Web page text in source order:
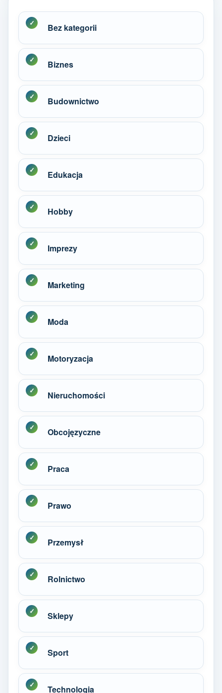
Bez kategorii
Biznes
Budownictwo
Dzieci
Edukacja
Hobby
Imprezy
Marketing
Moda
Motoryzacja
Nieruchomości
Obcojęzyczne
Praca
Prawo
Przemysł
Rolnictwo
Sklepy
Sport
Technologia